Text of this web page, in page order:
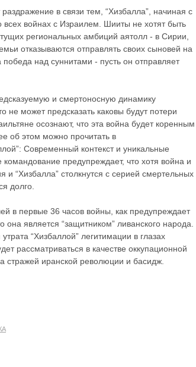
в связи тем, “Хизбалла”, начиная с
войнах с Израилем. Шииты не хотят быть
региональных амбиций аятолл - в Сирии,
отказываются отправлять своих сыновей на
над суннитами - пусть он отправляет
и смертоносную динамику
не может предсказать каковы будут потери
осознают, что эта война будет коренным
об этом можно прочитать в
Современный контекст и уникальные
предупреждает, что хотя война и
“Хизбалла” столкнутся с серией смертельных
долго.
в первые 36 часов войны, как предупреждает
является “защитником” ливанского народа.
“Хизбаллой” легитимации в глазах
рассматриваться в качестве оккупационной
стражей иранской революции и басидж.